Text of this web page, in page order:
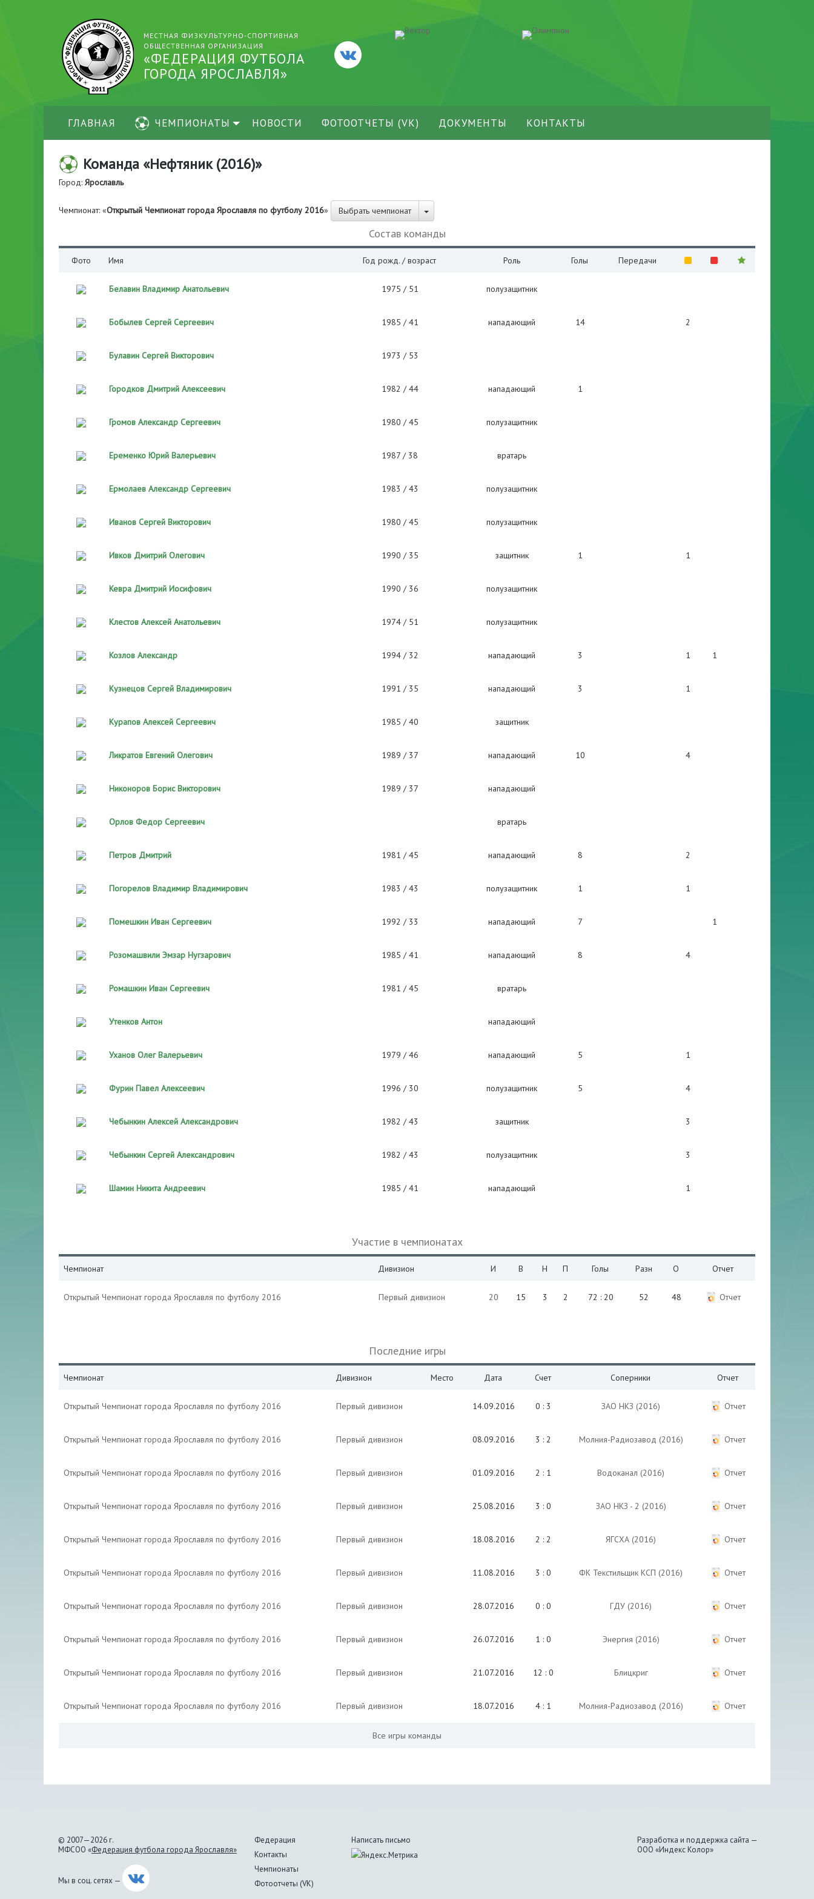
МЕСТНАЯ ФИЗКУЛЬТУРНО-СПОРТИВНАЯ
ОБЩЕСТВЕННАЯ ОРГАНИЗАЦИЯ
«ФЕДЕРАЦИЯ ФУТБОЛА
ГОРОДА ЯРОСЛАВЛЯ»
ГЛАВНАЯ ЧЕМПИОНАТЫ НОВОСТИ ФОТООТЧЕТЫ (VK) ДОКУМЕНТЫ КОНТАКТЫ
Команда «Нефтяник (2016)»
Город: Ярославль
Чемпионат: «Открытый Чемпионат города Ярославля по футболу 2016» Выбрать чемпионат
Состав команды
Фото Имя Год рожд. / возраст Роль Голы Передачи
Белавин Владимир Анатольевич 1975 / 51 полузащитник
Бобылев Сергей Сергеевич 1985 / 41 нападающий 14 2
Булавин Сергей Викторович 1973 / 53
Городков Дмитрий Алексеевич 1982 / 44 нападающий 1
Громов Александр Сергеевич 1980 / 45 полузащитник
Еременко Юрий Валерьевич 1987 / 38 вратарь
Ермолаев Александр Сергеевич 1983 / 43 полузащитник
Иванов Сергей Викторович 1980 / 45 полузащитник
Ивков Дмитрий Олегович 1990 / 35 защитник 1 1
Кевра Дмитрий Иосифович 1990 / 36 полузащитник
Клестов Алексей Анатольевич 1974 / 51 полузащитник
Козлов Александр 1994 / 32 нападающий 3 1 1
Кузнецов Сергей Владимирович 1991 / 35 нападающий 3 1
Курапов Алексей Сергеевич 1985 / 40 защитник
Ликратов Евгений Олегович 1989 / 37 нападающий 10 4
Никоноров Борис Викторович 1989 / 37 нападающий
Орлов Федор Сергеевич вратарь
Петров Дмитрий 1981 / 45 нападающий 8 2
Погорелов Владимир Владимирович 1983 / 43 полузащитник 1 1
Помешкин Иван Сергеевич 1992 / 33 нападающий 7 1
Розомашвили Эмзар Нугзарович 1985 / 41 нападающий 8 4
Ромашкин Иван Сергеевич 1981 / 45 вратарь
Утенков Антон нападающий
Уханов Олег Валерьевич 1979 / 46 нападающий 5 1
Фурин Павел Алексеевич 1996 / 30 полузащитник 5 4
Чебынкин Алексей Александрович 1982 / 43 защитник 3
Чебынкин Сергей Александрович 1982 / 43 полузащитник 3
Шамин Никита Андреевич 1985 / 41 нападающий 1
Участие в чемпионатах
Чемпионат Дивизион И В Н П Голы Разн О Отчет
Открытый Чемпионат города Ярославля по футболу 2016 Первый дивизион 20 15 3 2 72 : 20 52 48 Отчет
Последние игры
Чемпионат Дивизион Место Дата Счет Соперники Отчет
Открытый Чемпионат города Ярославля по футболу 2016 Первый дивизион 14.09.2016 0 : 3 ЗАО НКЗ (2016) Отчет
Открытый Чемпионат города Ярославля по футболу 2016 Первый дивизион 08.09.2016 3 : 2 Молния-Радиозавод (2016) Отчет
Открытый Чемпионат города Ярославля по футболу 2016 Первый дивизион 01.09.2016 2 : 1 Водоканал (2016) Отчет
Открытый Чемпионат города Ярославля по футболу 2016 Первый дивизион 25.08.2016 3 : 0 ЗАО НКЗ - 2 (2016) Отчет
Открытый Чемпионат города Ярославля по футболу 2016 Первый дивизион 18.08.2016 2 : 2 ЯГСХА (2016) Отчет
Открытый Чемпионат города Ярославля по футболу 2016 Первый дивизион 11.08.2016 3 : 0 ФК Текстильщик КСП (2016) Отчет
Открытый Чемпионат города Ярославля по футболу 2016 Первый дивизион 28.07.2016 0 : 0 ГДУ (2016) Отчет
Открытый Чемпионат города Ярославля по футболу 2016 Первый дивизион 26.07.2016 1 : 0 Энергия (2016) Отчет
Открытый Чемпионат города Ярославля по футболу 2016 Первый дивизион 21.07.2016 12 : 0 Блицкриг Отчет
Открытый Чемпионат города Ярославля по футболу 2016 Первый дивизион 18.07.2016 4 : 1 Молния-Радиозавод (2016) Отчет
Все игры команды
© 2007—2026 г.
МФСОО «Федерация футбола города Ярославля»
Мы в соц. сетях —
Федерация
Контакты
Чемпионаты
Фотоотчеты (VK)
Написать письмо
Разработка и поддержка сайта —
ООО «Индекс Колор»